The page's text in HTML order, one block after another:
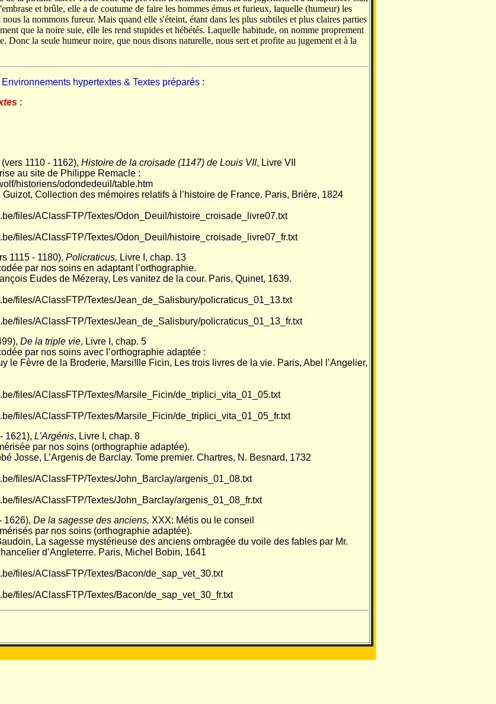
et brûle, elle a de coutume de faire les hommes émus et furieux, laquelle (humeur) les
la nommons fureur. Mais quand elle s'éteint, étant dans les plus subtiles et plus claires parties
que la noire suie, elle les rend stupides et hébétés. Laquelle habitude, on nomme proprement
Donc la seule humeur noire, que nous disons naturelle, nous sert et profite au jugement et à la
Environnements hypertextes & Textes préparés :
:
(vers 1110 - 1162), Histoire de la croisade (1147) de Louis VII, Livre VII
au site de Philippe Remacle :
historiens/odondedeuil/table.htm
Collection des mémoires relatifs à l’histoire de France. Paris, Brière, 1824
files/AClassFTP/Textes/Odon_Deuil/histoire_croisade_livre07.txt
files/AClassFTP/Textes/Odon_Deuil/histoire_croisade_livre07_fr.txt
1115 - 1180), Policraticus, Livre I, chap. 13
par nos soins en adaptant l’orthographie.
Eudes de Mézeray, Les vanitez de la cour. Paris, Quinet, 1639.
files/AClassFTP/Textes/Jean_de_Salisbury/policraticus_01_13.txt
files/AClassFTP/Textes/Jean_de_Salisbury/policraticus_01_13_fr.txt
De la triple vie, Livre I, chap. 5
par nos soins avec l’orthographie adaptée :
le Fèvre de la Broderie, Marsi!lle Ficin, Les trois livres de la vie. Paris, Abel l’Angelier,
files/AClassFTP/Textes/Marsile_Ficin/de_triplici_vita_01_05.txt
files/AClassFTP/Textes/Marsile_Ficin/de_triplici_vita_01_05_fr.txt
1621), L’Argénis, Livre I, chap. 8
par nos soins (orthographie adaptée).
Josse, L’Argenis de Barclay. Tome premier. Chartres, N. Besnard, 1732
files/AClassFTP/Textes/John_Barclay/argenis_01_08.txt
files/AClassFTP/Textes/John_Barclay/argenis_01_08_fr.txt
1626), De la sagesse des anciens, XXX: Métis ou le conseil
par nos soins (orthographie adaptée).
La sagesse mystérieuse des anciens ombragée du voile des fables par Mr.
d’Angleterre. Paris, Michel Bobin, 1641
files/AClassFTP/Textes/Bacon/de_sap_vet_30.txt
files/AClassFTP/Textes/Bacon/de_sap_vet_30_fr.txt